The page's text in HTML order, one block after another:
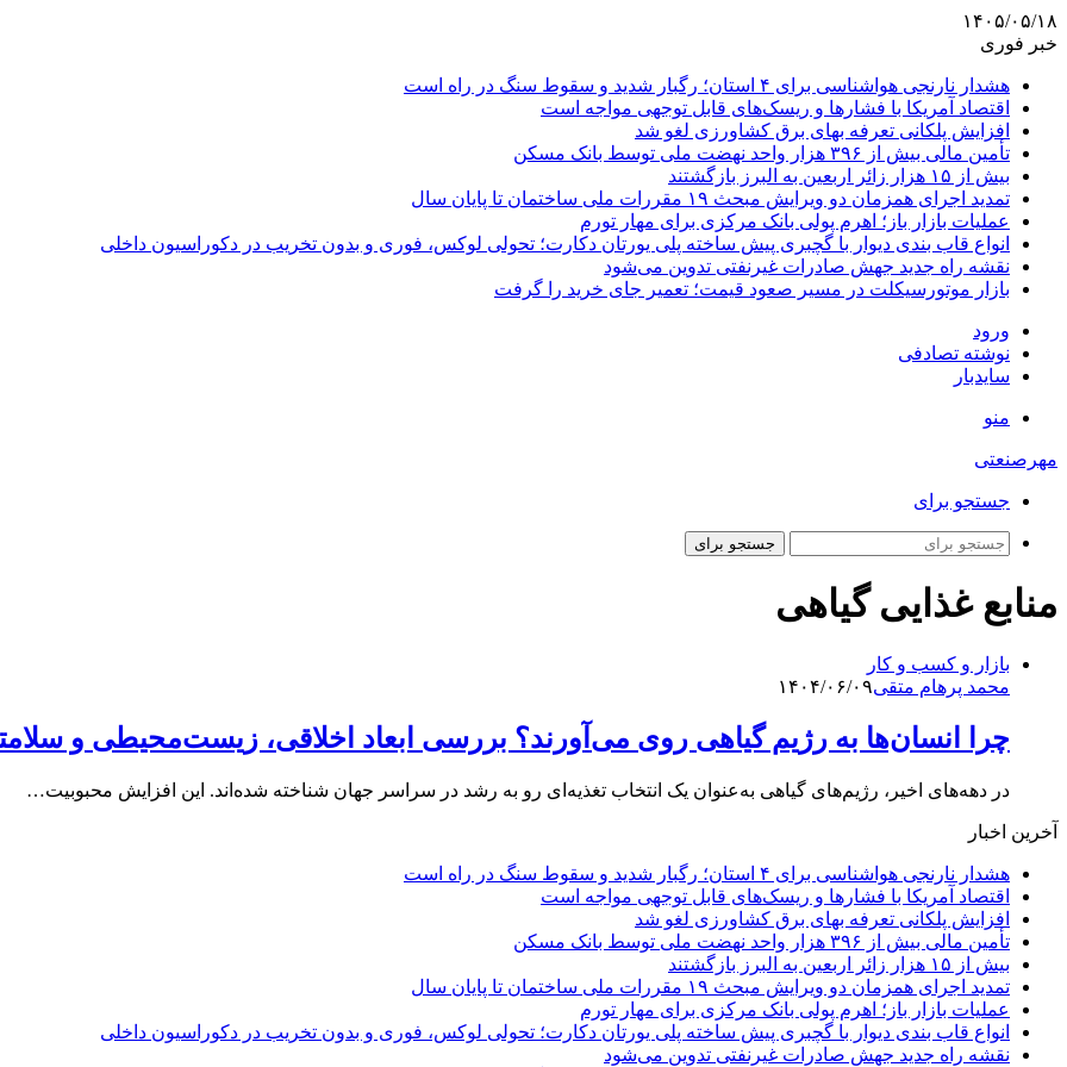
۱۴۰۵/۰۵/۱۸
خبر فوری
هشدار نارنجی هواشناسی برای ۴ استان؛ رگبار شدید و سقوط سنگ در راه است
اقتصاد آمریکا با فشارها و ریسک‌های قابل توجهی مواجه است
افزایش پلکانی تعرفه بهای برق کشاورزی لغو شد
تأمین مالی بیش از ۳۹۶ هزار واحد نهضت ملی توسط بانک مسکن
بیش از ۱۵ هزار زائر اربعین به البرز بازگشتند
تمدید اجرای همزمان دو ویرایش مبحث ۱۹ مقررات ملی ساختمان تا پایان سال
عملیات بازار باز؛ اهرم پولی بانک مرکزی برای مهار تورم
انواع قاب بندی دیوار با گچبری پیش ساخته پلی یورتان دکارت؛ تحولی لوکس، فوری و بدون تخریب در دکوراسیون داخلی
نقشه راه جدید جهش صادرات غیرنفتی تدوین می‌شود
بازار موتورسیکلت در مسیر صعود قیمت؛ تعمیر جای خرید را گرفت
ورود
نوشته تصادفی
سایدبار
منو
مهرصنعتی
جستجو برای
جستجو برای
منابع غذایی گیاهی
بازار و کسب و کار
محمد پرهام متقی۱۴۰۴/۰۶/۰۹
چرا انسان‌ها به رژیم گیاهی روی می‌آورند؟ بررسی ابعاد اخلاقی، زیست‌محیطی و
در دهه‌های اخیر، رژیم‌های گیاهی به‌عنوان یک انتخاب تغذیه‌ای رو به رشد در سراسر جهان شناخته شده‌اند. این افزایش محبوبیت…
آخرین اخبار
هشدار نارنجی هواشناسی برای ۴ استان؛ رگبار شدید و سقوط سنگ در راه است
اقتصاد آمریکا با فشارها و ریسک‌های قابل توجهی مواجه است
افزایش پلکانی تعرفه بهای برق کشاورزی لغو شد
تأمین مالی بیش از ۳۹۶ هزار واحد نهضت ملی توسط بانک مسکن
بیش از ۱۵ هزار زائر اربعین به البرز بازگشتند
تمدید اجرای همزمان دو ویرایش مبحث ۱۹ مقررات ملی ساختمان تا پایان سال
عملیات بازار باز؛ اهرم پولی بانک مرکزی برای مهار تورم
انواع قاب بندی دیوار با گچبری پیش ساخته پلی یورتان دکارت؛ تحولی لوکس، فوری و بدون تخریب در دکوراسیون داخلی
نقشه راه جدید جهش صادرات غیرنفتی تدوین می‌شود